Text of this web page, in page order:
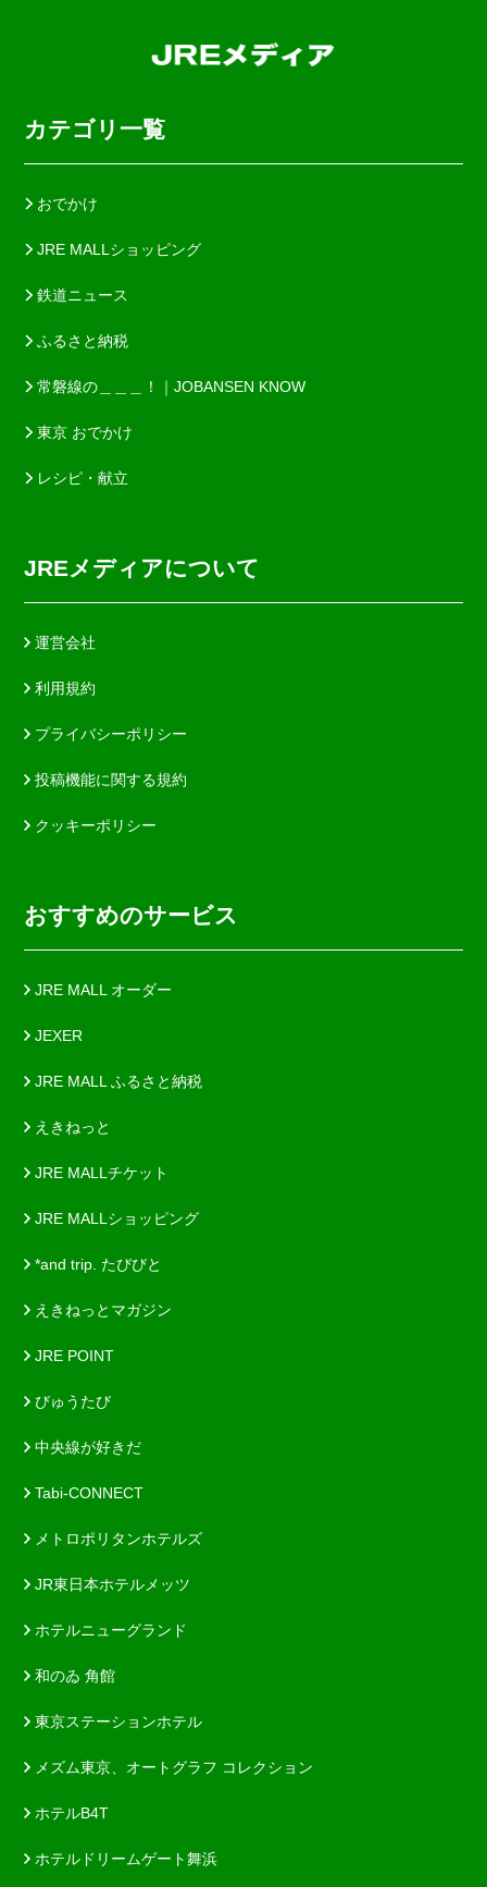
カテゴリ一覧
おでかけ
JRE MALLショッピング
鉄道ニュース
ふるさと納税
常磐線の＿＿＿！｜JOBANSEN KNOW
東京 おでかけ
レシピ・献立
JREメディアについて
運営会社
利用規約
プライバシーポリシー
投稿機能に関する規約
クッキーポリシー
おすすめのサービス
JRE MALL オーダー
JEXER
JRE MALL ふるさと納税
えきねっと
JRE MALLチケット
JRE MALLショッピング
*and trip. たびびと
えきねっとマガジン
JRE POINT
びゅうたび
中央線が好きだ
Tabi-CONNECT
メトロポリタンホテルズ
JR東日本ホテルメッツ
ホテルニューグランド
和のゐ 角館
東京ステーションホテル
メズム東京、オートグラフ コレクション
ホテルB4T
ホテルドリームゲート舞浜